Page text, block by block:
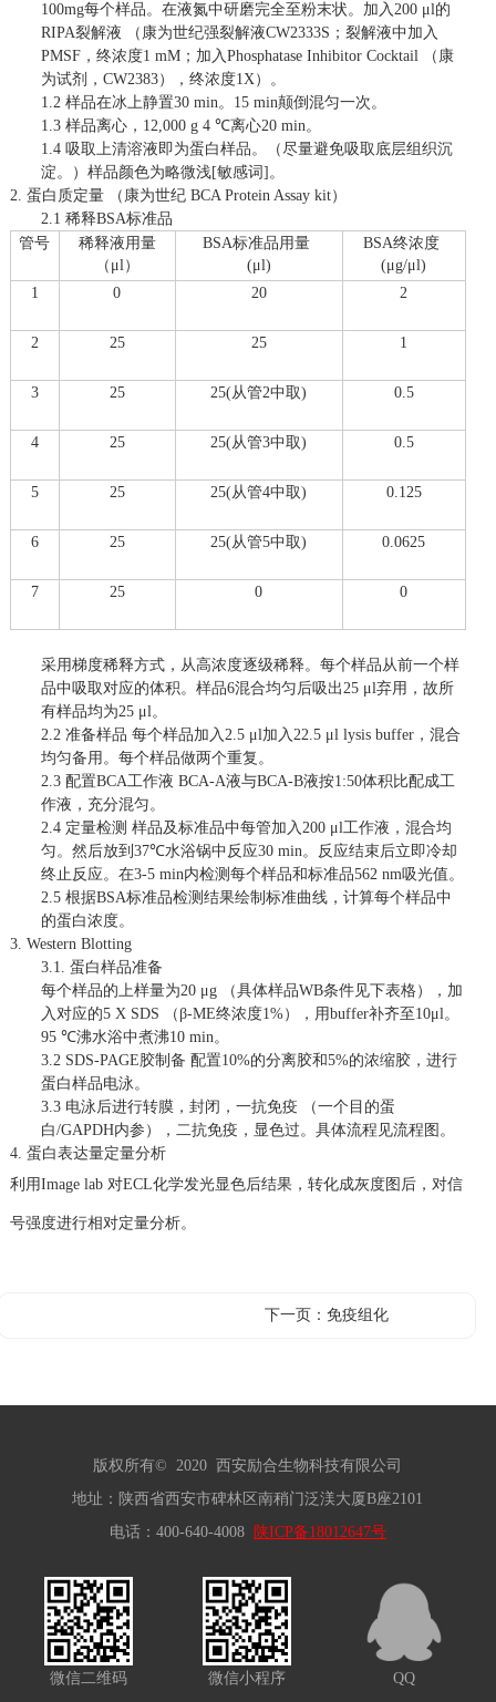
100mg每个样品。在液氮中研磨完全至粉末状。加入200 μl的
RIPA裂解液 （康为世纪强裂解液CW2333S ；裂解液中加入
PMSF，终浓度1 mM；加入Phosphatase Inhibitor Cocktail
（康
为试剂， CW2383），终浓度1X）。
1.2 样品在冰上静置30 min。 15 min颠倒混匀一次。
1.3 样品离心， 12,000 g 4 ℃离心20 min。
1.4 吸取上清溶液即为蛋白样品。（尽量避免吸取底层组织沉
淀。）样品颜色为略微浅[敏感词]。
2. 蛋白质定量 （康为世纪 BCA Protein Assay kit）
2.1 稀释BSA标准品
管号
稀释液用量
（ μl）
BSA标准品用量
(μl)
BSA终浓度
(μg/μl)
1
0 20 2
2 25 25 1
3 25 25(从管2中取) 0.5
4 25 25(从管3中取) 0.5
5 25 25(从管4中取) 0.125
6 25 25(从管5中取) 0.0625
7 25 0 0
采用梯度稀释方式，从高浓度逐级稀释。每个样品从前一个样
品中吸取对应的体积。样品6混合均匀后吸出25 μl弃用 ，故所
有样品均为25 μl。
2.2 准备样品 每个样品加入2.5 μl加入22.5 μl lysis buffer，混合
均匀备用。每个样品做两个重复。
2.3 配置BCA工作液 BCA-A液与BCA-B液按1:50体积比配成工
作液，充分混匀。
2.4 定量检测 样品及标准品中每管加入200 μl工作液，混合均
匀。然后放到 37℃水浴锅中反应30 min。反应结束后立即冷却
终止反应。在3-5 min内检测每个样品和标准品562 nm吸光值。
2.5 根据BSA标准品检测结果绘制标准曲线，计算每个样品中
的蛋白浓度。
3. Western Blotting
3.1. 蛋白样品准备
每个样品的上样量为20 μg （具体样品WB条件见下表格），加
入对应的5 X SDS （ β-ME终浓度1%），用buffer补齐至 10μl。
95 ℃沸水浴中煮沸10 min。
3.2 SDS-PAGE胶制备 配置10%的分离胶和5%的浓缩胶，进行
蛋白样品电泳。
3.3 电泳后进行转膜，封闭，一抗免疫 （一个目的蛋
白/GAPDH内参），二抗免疫，显色过。具体流程见流程图。
4. 蛋白表达量定量分析
利用Image lab 对ECL化学发光显色后结果，转化成灰度图后，对信
号强度进行相对定量分析。
下一页：免疫组化
版权所有© 2020 西安励合生物科技有限公司
地址：陕西省西安市碑林区南稍门泛渼大厦B座2101
电话：400-640-4008
陕ICP备18012647号
QQ
微信小程序
微信二维码